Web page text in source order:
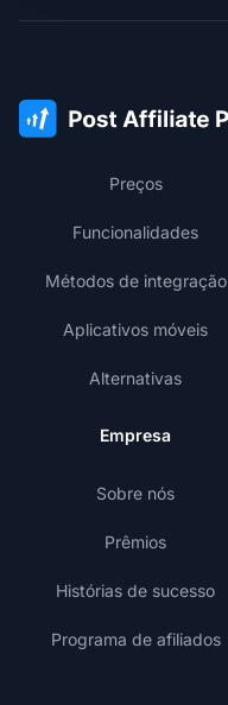
Preços
Funcionalidades
Métodos de integração
Aplicativos móveis
Alternativas
Empresa
Sobre nós
Prêmios
Histórias de sucesso
Programa de afiliados